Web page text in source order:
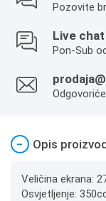
Pozovite
Live chat
Pon-Sub
− Opis
Veličina ekrana:
Osvjetljenje: